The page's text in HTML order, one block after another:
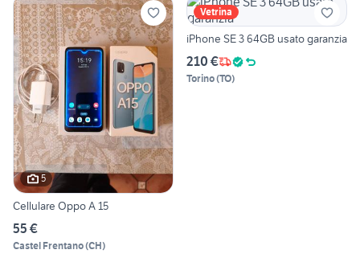
5
Cellulare Oppo A 15
55 €
Castel Frentano(CH)
Vetrina
iPhone SE 3 64GB usato garanzia
210 €
Torino(TO)